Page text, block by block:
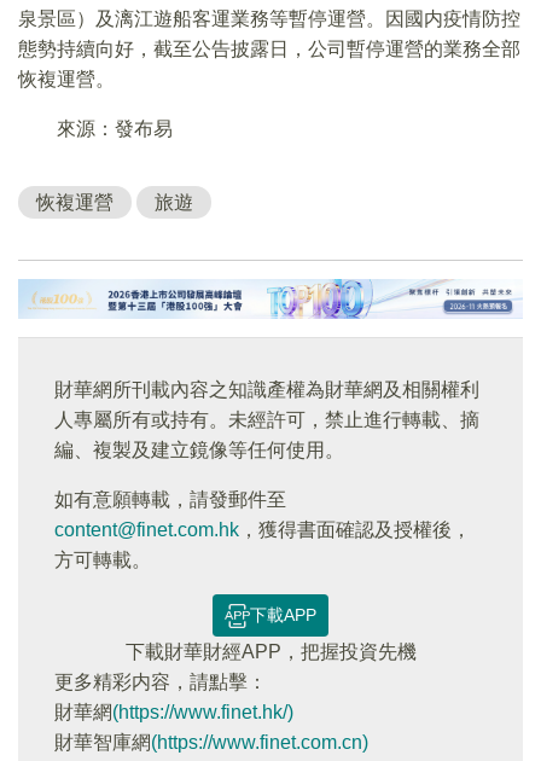
泉景區）及漓江遊船客運業務等暫停運營。因國内疫情防控
態勢持續向好，截至公告披露日，公司暫停運營的業務全部
恢複運營。
來源：發布易
恢複運營 旅遊
財華網所刊載內容之知識產權為財華網及相關權利
人專屬所有或持有。未經許可，禁止進行轉載、摘
編、複製及建立鏡像等任何使用。
如有意願轉載，請發郵件至
content@finet.com.hk ，獲得書面確認及授權後，
方可轉載。
下載APP
下載財華財經APP，把握投資先機
更多精彩内容，請點擊：
財華網(https://www.finet.hk/)
財華智庫網(https://www.finet.com.cn)